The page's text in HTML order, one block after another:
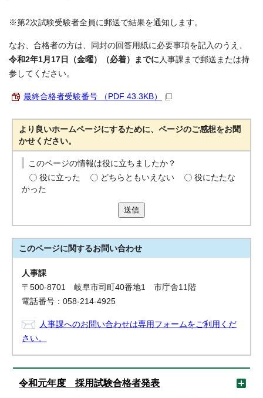
※第2次試験受験者全員に郵送で結果を通知します。
なお、合格者の方は、同封の回答用紙に必要事項を記入のうえ、
令和2年1月17日（金曜）（必着）までに 人事課まで郵送または持
参してください。
最終合格者受験番号 （PDF 43.3KB）
より良いホームページにするために、ページのご感想をお聞
かせください。
このページの情報は役に立ちましたか？
役に立った
どちらともいえない
役にたたな
かった
送信
このページに関するお問い合わせ
人事課
〒500-8701 岐阜市司町40番地1 市庁舎11階
電話番号：058-214-4925
人事課へのお問い合わせは専用フォームをご利用くだ
さい。
令和元年度 採用試験合格者発表